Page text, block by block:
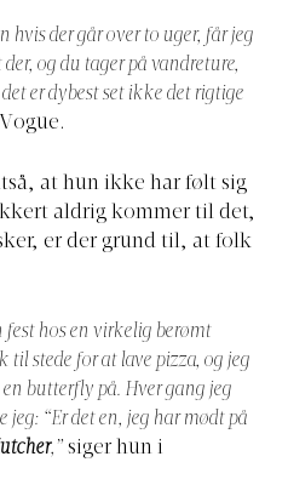
hvis der går over to uger, får jeg
og du tager på vandreture,
er dybest set ikke det rigtige
at hun ikke har følt sig
aldrig kommer til det,
er der grund til, at folk
fest hos en virkelig berømt
til stede for at lave pizza, og jeg
butterfly på. Hver gang jeg
“Er det en, jeg har mødt på
,” siger hun i